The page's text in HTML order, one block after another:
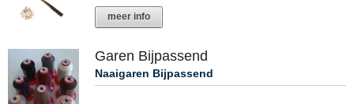
meer info
Garen Bijpassend
Naaigaren Bijpassend